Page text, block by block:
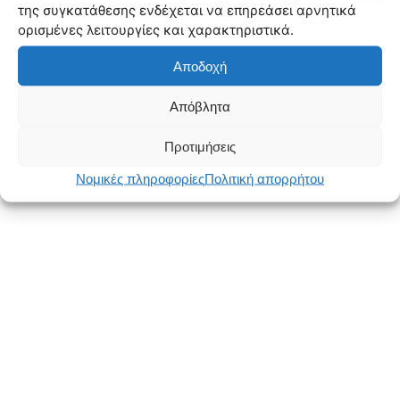
της συγκατάθεσης ενδέχεται να επηρεάσει αρνητικά
ορισμένες λειτουργίες και χαρακτηριστικά.
Αποδοχή
Απόβλητα
Προτιμήσεις
Νομικές πληροφορίεςΠολιτική απορρήτου